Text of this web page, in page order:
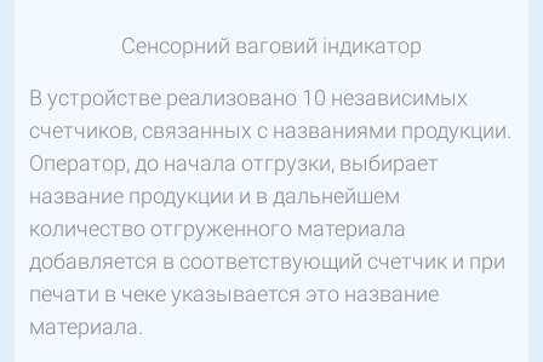
Сенсорний ваговий індикатор
В устройстве реализовано 10 независимых
счетчиков, связанных с названиями продукции.
Оператор, до начала отгрузки, выбирает
название продукции и в дальнейшем
количество отгруженного материала
добавляется в соответствующий счетчик и при
печати в чеке указывается это название
материала.